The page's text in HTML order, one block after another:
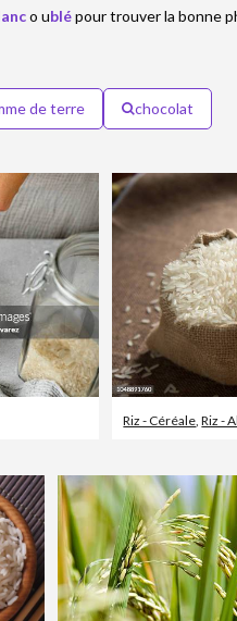
o ublépour trouver la bonne
de terre chocolat
Riz - Céréale,Riz -